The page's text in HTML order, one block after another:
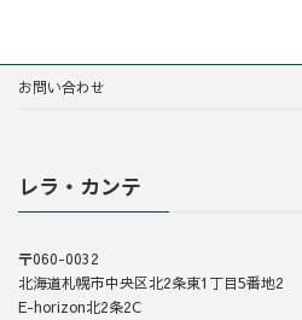
お問い合わせ
レラ・カンテ
〒060-0032
北海道札幌市中央区北2条東1丁目5番地2
E-horizon北2条2C